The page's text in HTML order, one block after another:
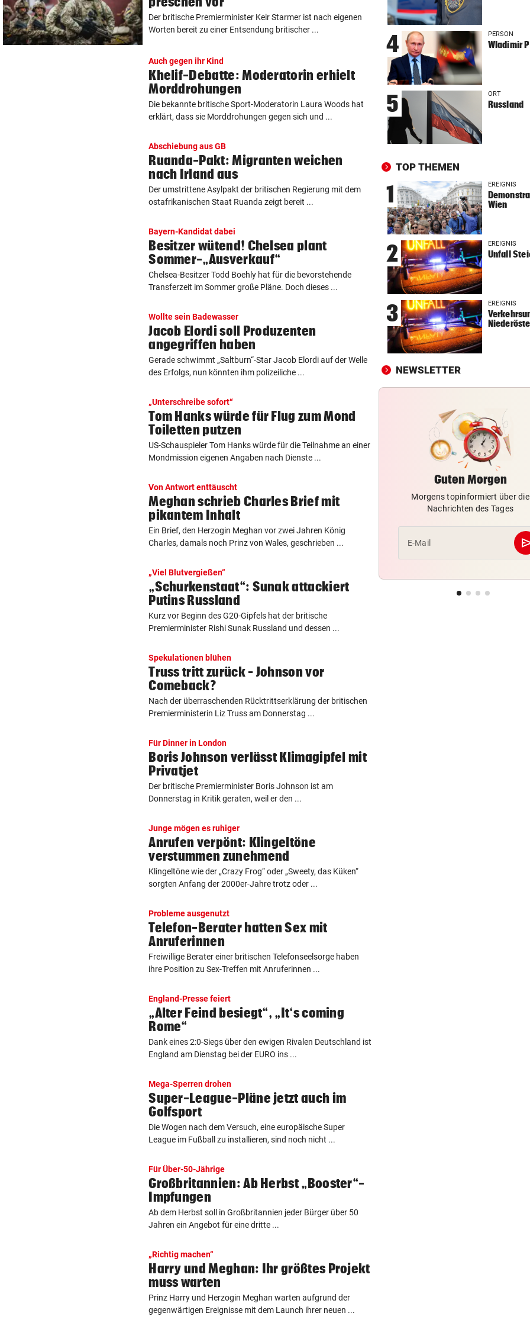
Der britische Premierminister Keir Starmer ist nach eigenen
Worten bereit zu einer Entsendung britischer ...
Auch gegen ihr Kind
Khelif-Debatte: Moderatorin erhielt
Morddrohungen
Die bekannte britische Sport-Moderatorin Laura Woods hat
erklärt, dass sie Morddrohungen gegen sich und ...
Abschiebung aus GB
Ruanda-Pakt: Migranten weichen
nach Irland aus
Der umstrittene Asylpakt der britischen Regierung mit dem
ostafrikanischen Staat Ruanda zeigt bereit ...
Bayern-Kandidat dabei
Besitzer wütend! Chelsea plant
Sommer-„Ausverkauf“
Chelsea-Besitzer Todd Boehly hat für die bevorstehende
Transferzeit im Sommer große Pläne. Doch dieses ...
Wollte sein Badewasser
Jacob Elordi soll Produzenten
angegriffen haben
Gerade schwimmt „Saltburn“-Star Jacob Elordi auf der Welle
des Erfolgs, nun könnten ihm polizeiliche ...
„Unterschreibe sofort“
Tom Hanks würde für Flug zum Mond
Toiletten putzen
US-Schauspieler Tom Hanks würde für die Teilnahme an einer
Mondmission eigenen Angaben nach Dienste ...
Von Antwort enttäuscht
Meghan schrieb Charles Brief mit
pikantem Inhalt
Ein Brief, den Herzogin Meghan vor zwei Jahren König
Charles, damals noch Prinz von Wales, geschrieben ...
„Viel Blutvergießen“
„Schurkenstaat“: Sunak attackiert
Putins Russland
Kurz vor Beginn des G20-Gipfels hat der britische
Premierminister Rishi Sunak Russland und dessen ...
Spekulationen blühen
Truss tritt zurück – Johnson vor
Comeback?
Nach der überraschenden Rücktrittserklärung der britischen
Premierministerin Liz Truss am Donnerstag ...
Für Dinner in London
Boris Johnson verlässt Klimagipfel mit
Privatjet
Der britische Premierminister Boris Johnson ist am
Donnerstag in Kritik geraten, weil er den ...
Junge mögen es ruhiger
Anrufen verpönt: Klingeltöne
verstummen zunehmend
Klingeltöne wie der „Crazy Frog“ oder „Sweety, das Küken“
sorgten Anfang der 2000er-Jahre trotz oder ...
Probleme ausgenutzt
Telefon-Berater hatten Sex mit
Anruferinnen
Freiwillige Berater einer britischen Telefonseelsorge haben
ihre Position zu Sex-Treffen mit Anruferinnen ...
England-Presse feiert
„Alter Feind besiegt“, „It‘s coming
Rome“
Dank eines 2:0-Siegs über den ewigen Rivalen Deutschland ist
England am Dienstag bei der EURO ins ...
Mega-Sperren drohen
Super-League-Pläne jetzt auch im
Golfsport
Die Wogen nach dem Versuch, eine europäische Super
League im Fußball zu installieren, sind noch nicht ...
Für Über-50-Jährige
Großbritannien: Ab Herbst „Booster“-
Impfungen
Ab dem Herbst soll in Großbritannien jeder Bürger über 50
Jahren ein Angebot für eine dritte ...
„Richtig machen“
Harry und Meghan: Ihr größtes Projekt
muss warten
Prinz Harry und Herzogin Meghan warten aufgrund der
gegenwärtigen Ereignisse mit dem Launch ihrer neuen ...
MITTEN IN HITZEWELLE
Irre! Salzburg – Pafos wegen
Sintflut unterbrochen
42,2 GRAD!
Auch in der Slowakei neuer
Allzeit-Rekord
WAS FÜR EINE KLATSCHE!
TV-Star geht mit Kanzler
hart ins Gericht
ZAHLREICHE EINSÄTZE
Bach wurde in Pinzgauer Ort
reißendem Fluss
WUNDER MUSS HER
Fünfmal probiert – einmal
Sturm Kraftakt!
REKORD IN SPANIEN
33,02 Grad Celsius im
gemessen!
LUCKENEDERS HIGHLIGHT
„Auf das Foto bin ich stolz –
NACH ÜBERFALL IN WIEN vor
verschwunden
4 PERSON
Wladimir
5 ORT
Russland
TOP THEMEN
1 EREIGNIS
Wien
2 EREIGNIS
Unfall
3 EREIGNIS
NEWSLETTER
Guten Morgen
Morgens topinformiert über die
Nachrichten des Tages
E-Mail